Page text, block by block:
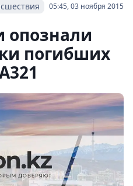
05:45, 03 ноября 2015
опознали
погибших